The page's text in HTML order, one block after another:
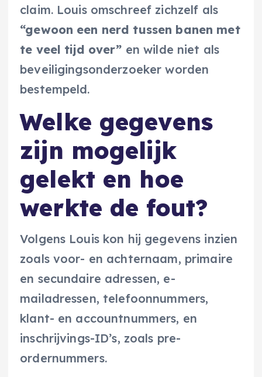
claim. Louis omschreef zichzelf als
“gewoon een nerd tussen banen met
te veel tijd over” en wilde niet als
beveiligingsonderzoeker worden
bestempeld.
Welke gegevens
zijn mogelijk
gelekt en hoe
werkte de fout?
Volgens Louis kon hij gegevens inzien
zoals voor- en achternaam, primaire
en secundaire adressen, e-
mailadressen, telefoonnummers,
klant- en accountnummers, en
inschrijvings-ID’s, zoals pre-
ordernummers.